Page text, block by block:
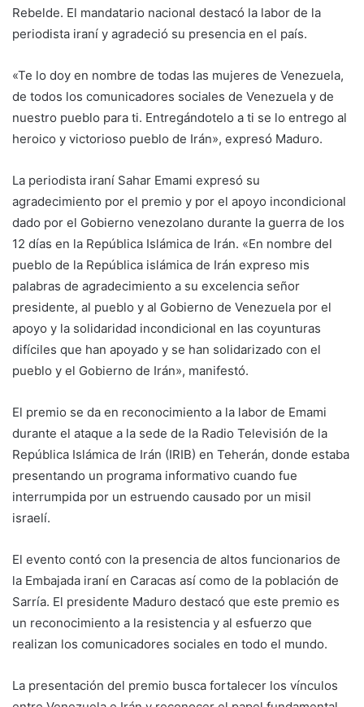
Rebelde. El mandatario nacional destacó la labor de la
periodista iraní y agradeció su presencia en el país.
«Te lo doy en nombre de todas las mujeres de Venezuela,
de todos los comunicadores sociales de Venezuela y de
nuestro pueblo para ti. Entregándotelo a ti se lo entrego al
heroico y victorioso pueblo de Irán», expresó Maduro.
La periodista iraní Sahar Emami expresó su
agradecimiento por el premio y por el apoyo incondicional
dado por el Gobierno venezolano durante la guerra de los
12 días en la República Islámica de Irán. «En nombre del
pueblo de la República islámica de Irán expreso mis
palabras de agradecimiento a su excelencia señor
presidente, al pueblo y al Gobierno de Venezuela por el
apoyo y la solidaridad incondicional en las coyunturas
difíciles que han apoyado y se han solidarizado con el
pueblo y el Gobierno de Irán», manifestó.
El premio se da en reconocimiento a la labor de Emami
durante el ataque a la sede de la Radio Televisión de la
República Islámica de Irán (IRIB) en Teherán, donde estaba
presentando un programa informativo cuando fue
interrumpida por un estruendo causado por un misil
israelí.
El evento contó con la presencia de altos funcionarios de
la Embajada iraní en Caracas así como de la población de
Sarría. El presidente Maduro destacó que este premio es
un reconocimiento a la resistencia y al esfuerzo que
realizan los comunicadores sociales en todo el mundo.
La presentación del premio busca fortalecer los vínculos